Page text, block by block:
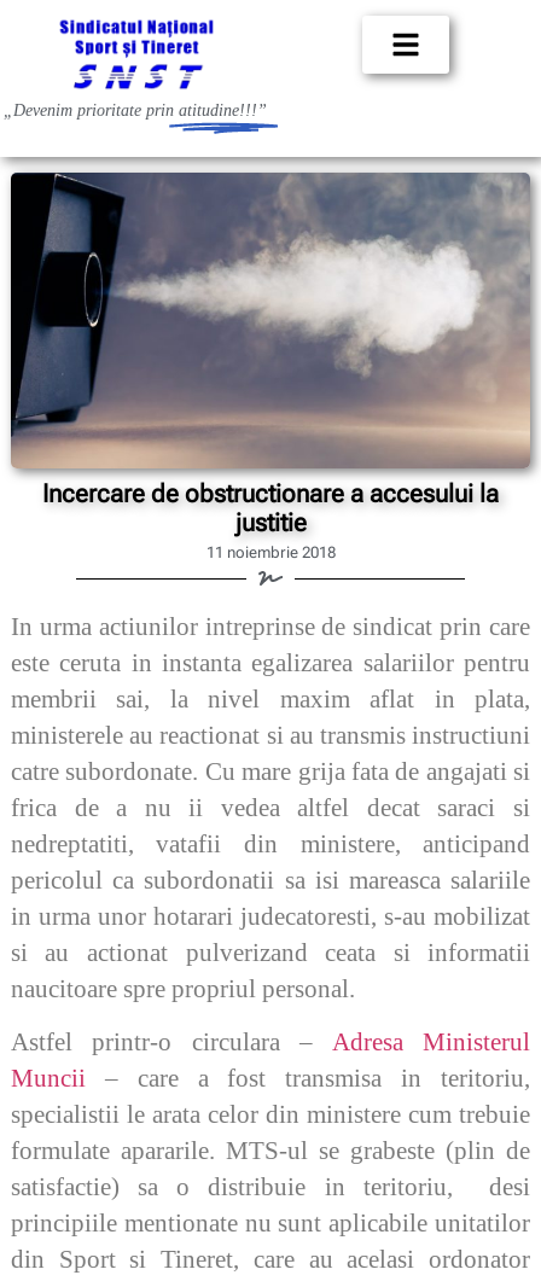
„Devenim prioritate prin atitudine!!!”
Incercare de obstructionare a accesului la
justitie
11 noiembrie 2018
In urma actiunilor intreprinse de sindicat prin care
este ceruta in instanta egalizarea salariilor pentru
membrii sai, la nivel maxim aflat in plata,
ministerele au reactionat si au transmis instructiuni
catre subordonate. Cu mare grija fata de angajati si
frica de a nu ii vedea altfel decat saraci si
nedreptatiti, vatafii din ministere, anticipand
pericolul ca subordonatii sa isi mareasca salariile
in urma unor hotarari judecatoresti, s-au mobilizat
si au actionat pulverizand ceata si informatii
naucitoare spre propriul personal.
Astfel printr-o circulara – Adresa Ministerul
Muncii– care a fost transmisa in teritoriu,
specialistii le arata celor din ministere cum trebuie
formulate apararile. MTS-ul se grabeste (plin de
satisfactie) sa o distribuie in teritoriu, desi
principiile mentionate nu sunt aplicabile unitatilor
din Sport si Tineret, care au acelasi ordonator